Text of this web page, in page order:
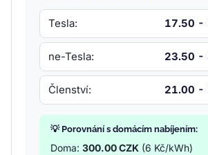
Tesla: 17.50 -
ne-Tesla: 23.50 -
Členství: 21.00 -
💡 Porovnání s domácím nabíjením:
Doma: 300.00 CZK (6 Kč/kWh)